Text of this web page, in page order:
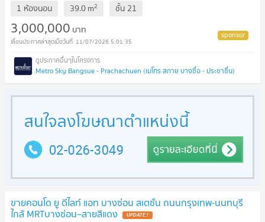
1 ห้องนอน 39.0m2 ชั้น 21
3,000,000 บาท
11/07/2026 5:01:35
Metro Sky Bangsue - Prachachuen (เมโทร สกาย บางซื่อ - ประชาชื่น)
ขายคอนโด ยู ดีไลท์ แอท บางซ่อน สเตชั่น ถนนกรุงเทพ-นนทบุรี
ใกล้ MRTบางซ่อน–สายสีแดง UPDATE !